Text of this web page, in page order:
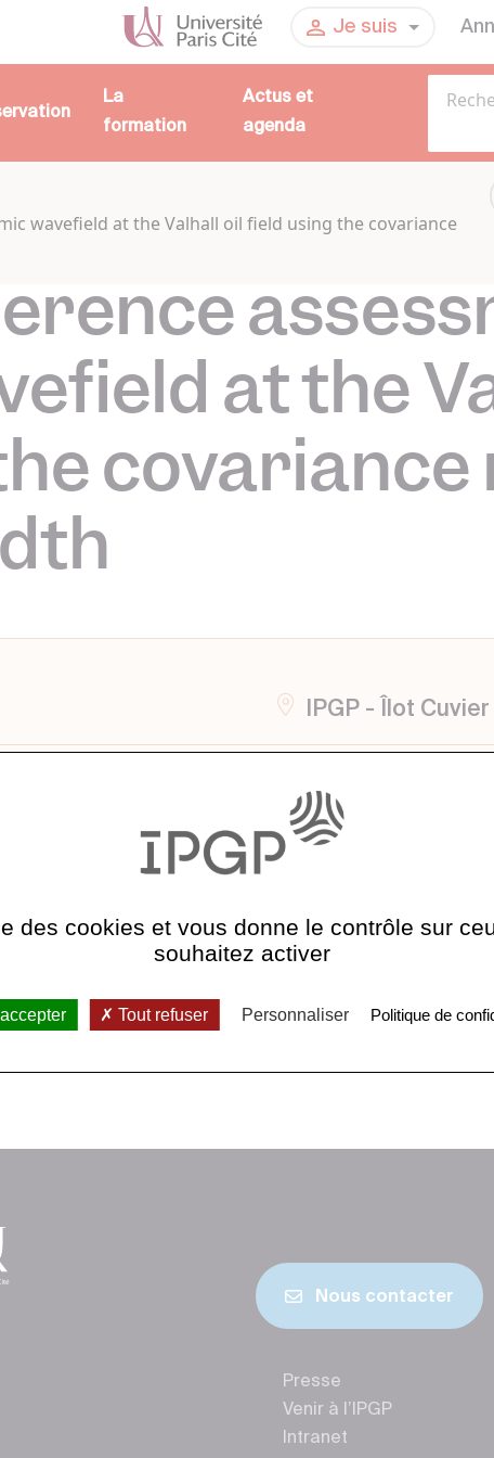
Je suis
La
formation
Actus et
agenda
wavefield at the Valhall oil field using the covariance
at the
IPGP - Îlot Cuvier
Soutenance de
Alejandro
Nous contacter
Presse
Venir à l’IPGP
Intranet
des cookies et vous donne le contrôle sur
souhaitez activer
Tout refuser Personnaliser Politique de